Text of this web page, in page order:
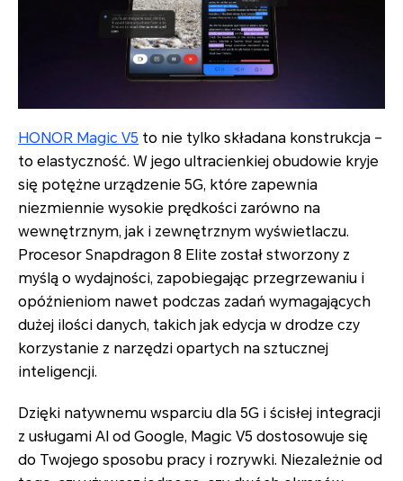
HONOR Magic V5 to nie tylko składana konstrukcja –
to elastyczność. W jego ultracienkiej obudowie kryje
się potężne urządzenie 5G, które zapewnia
niezmiennie wysokie prędkości zarówno na
wewnętrznym, jak i zewnętrznym wyświetlaczu.
Procesor Snapdragon 8 Elite został stworzony z
myślą o wydajności, zapobiegając przegrzewaniu i
opóźnieniom nawet podczas zadań wymagających
dużej ilości danych, takich jak edycja w drodze czy
korzystanie z narzędzi opartych na sztucznej
inteligencji.
Dzięki natywnemu wsparciu dla 5G i ścisłej integracji
z usługami AI od Google, Magic V5 dostosowuje się
do Twojego sposobu pracy i rozrywki. Niezależnie od